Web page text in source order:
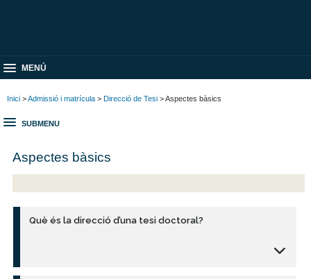
MENÚ
Inici >Admissió i matrícula > Direcció de Tesi > Aspectes bàsics
SUBMENU
Aspectes bàsics
Què és la direcció d’una tesi doctoral?